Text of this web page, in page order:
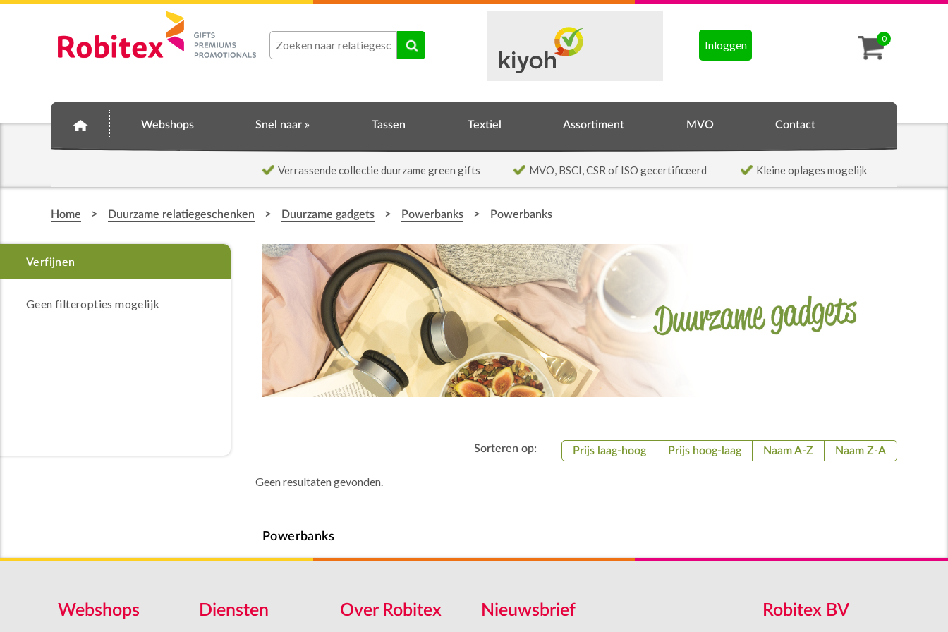
0
Inloggen
Webshops Snel naar » Tassen Textiel Assortiment MVO Contact
Verrassende collectie duurzame green gifts MVO, BSCI, CSR of ISO gecertificeerd Kleine oplages mogelijk
Home > Duurzame relatiegeschenken > Duurzame gadgets > Powerbanks > Powerbanks
Geen filteropties mogelijk
Sorteren op: Prijs laag-hoog Prijs hoog-laag Naam A-Z Naam Z-A
Geen resultaten gevonden.
Powerbanks
Webshops Diensten Over Robitex Nieuwsbrief Robitex BV